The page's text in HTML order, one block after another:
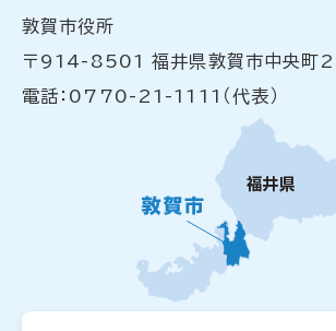
敦賀市役所
〒914-8501 福井県敦賀市中央町2
電話：0770-21-1111（代表）